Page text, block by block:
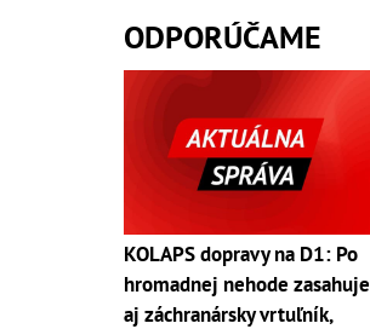
ODPORÚČAME
KOLAPS dopravy na D1: Po
hromadnej nehode zasahuje
aj záchranársky vrtuľník,